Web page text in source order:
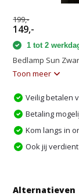
199,-
149,-
1 tot 2
Bedlamp Sun
Toon meer
Veilig betalen
Betaling
Kom langs in
Ook jij
Alternatieven